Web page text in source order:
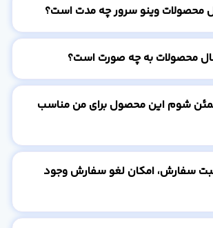
محصولات وینو سرور چه مدت است؟
محصولات به چه صورت است؟
شوم این محصول برای من مناسب
سفارش، امکان لغو سفارش وجود